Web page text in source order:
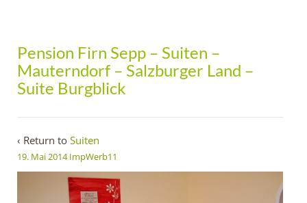
Pension Firn Sepp – Suiten –
Mauterndorf – Salzburger Land –
Suite Burgblick
‹ Return to Suiten
19. Mai 2014 ImpWerb11